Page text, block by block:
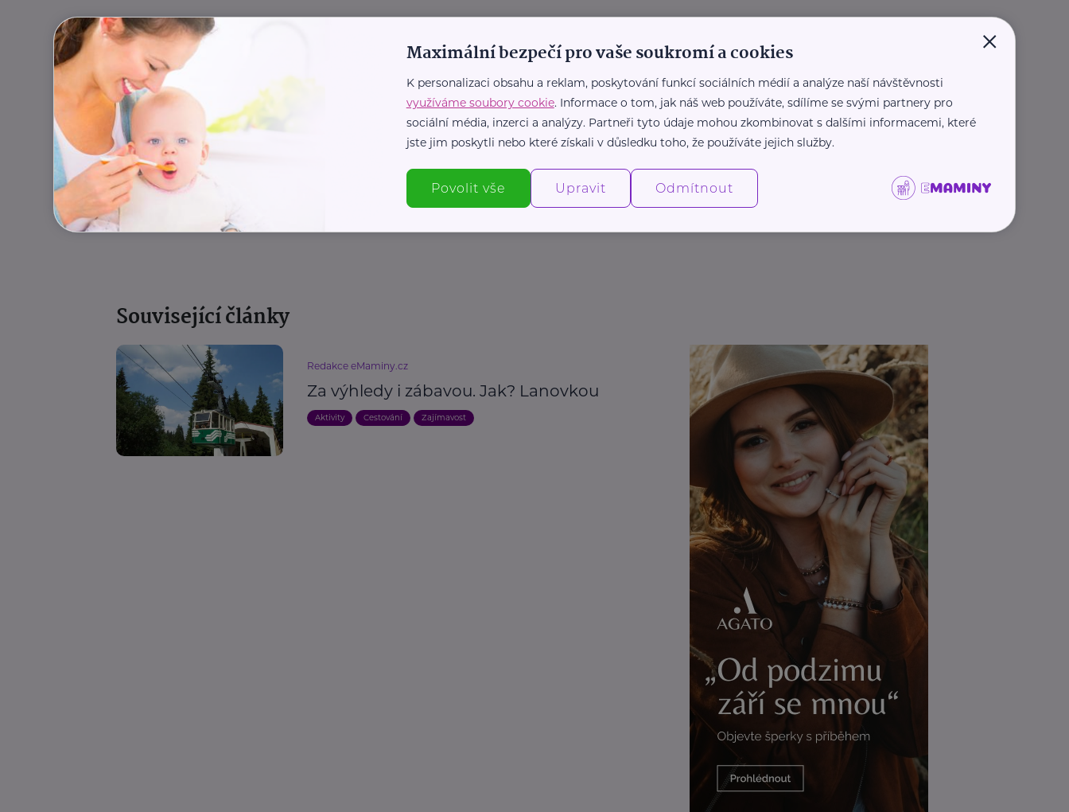
Facebook
Autor: redakce eMaminy
Související články
Redakce eMaminy.cz
Za výhledy i zábavou. Jak? Lanovkou
Aktivity Cestování Zajímavost
×
Maximální bezpečí pro vaše soukromí a cookies
K personalizaci obsahu a reklam, poskytování funkcí sociálních médií a analýze naší návštěvnosti
využíváme soubory cookie. Informace o tom, jak náš web používáte, sdílíme se svými partnery pro
sociální média, inzerci a analýzy. Partneři tyto údaje mohou zkombinovat s dalšími informacemi, které
jste jim poskytli nebo které získali v důsledku toho, že používáte jejich služby.
Povolit vše Upravit Odmítnout